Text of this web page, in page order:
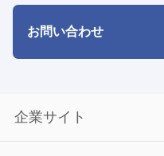
お問い合わせ
企業サイト